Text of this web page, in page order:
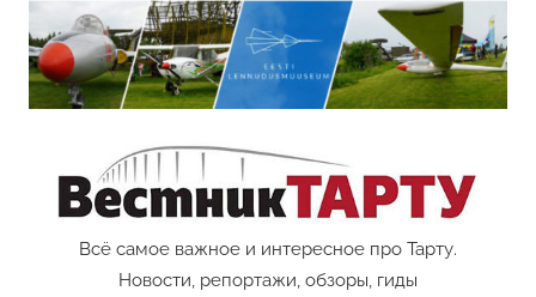
Перейти
содержимому
Vestnik
Всё самое важное и интересное про Тарту.
Новости, репортажи, обзоры, гиды